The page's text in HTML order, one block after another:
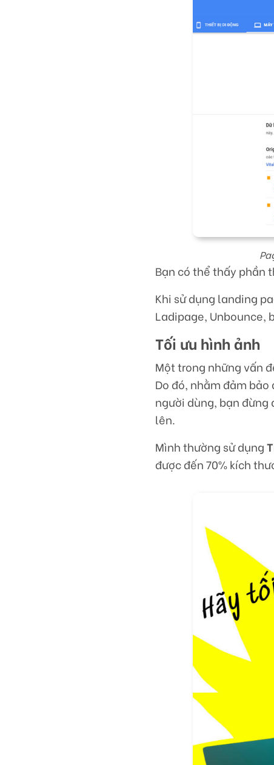
Bạn có thể thấy phần
Khi sử dụng landing
Ladipage, Unbounce,
Tối ưu hình ảnh
Một trong những vấn
Do đó, nhằm đảm
người dùng, bạn
lên.
Mình thường sử dụng
được đến 70% kích